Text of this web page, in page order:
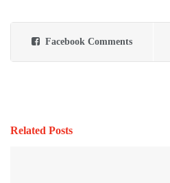
Facebook Comments
Related Posts